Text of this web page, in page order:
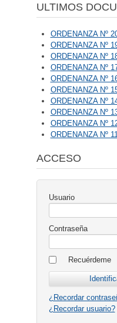
ULTIMOS
ORDENANZA Nº
ORDENANZA Nº
ORDENANZA Nº
ORDENANZA Nº
ORDENANZA Nº
ORDENANZA Nº
ORDENANZA Nº
ORDENANZA Nº
ORDENANZA Nº
ORDENANZA Nº
ACCESO
Usuario
Contraseña
Recuérdeme
¿Recordar
¿Recordar usuario?